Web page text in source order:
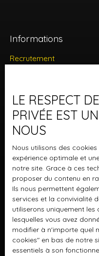
Informations
Recrutement
Politique de confidentialité
Plan du site
Propulsé par
+33 1 42
289 rue de
LE RESPECT
PRIVÉE EST
NOUS
Nous utilisons des
expérience optimale et
notre site. Grace à ces
proposer du contenu en
Ils nous permettent
services et la convivialité
utiliserons uniquement
lesquelles vous avez
modifier à n'importe quel
cookies″ en bas de notre
essentiels à son